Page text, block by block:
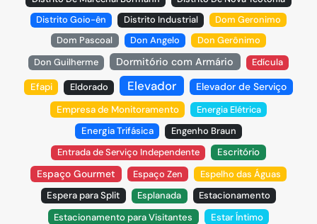
Distrito Goio-ên
Distrito Industrial
Dom Geronimo
Dom Pascoal
Don Angelo
Don Gerônimo
Don Guilherme
Dormitório com Armário Edícula
Efapi Eldorado Elevador Elevador de Serviço
Empresa de Monitoramento
Energia Elétrica
Energia Trifásica
Engenho Braun
Entrada de Serviço Independente
Escritório
Espaço Gourmet Espaço Zen
Espelho das Águas
Espera para Split
Esplanada
Estacionamento
Estacionamento para Visitantes
Estar Íntimo